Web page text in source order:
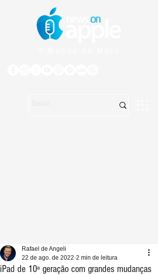
iPad de 10ª geração com grandes mudanças
Rafael de Angeli
22 de ago. de 2022 2 min de leitura